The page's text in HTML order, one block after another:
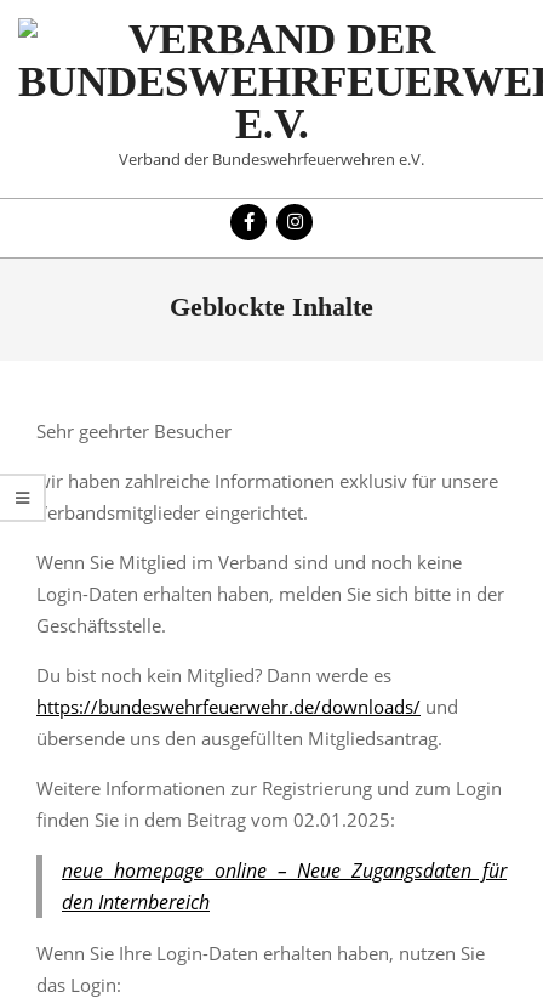
Skip
content
VERBAND
DER
Verband der Bundeswehrfeuerwehren e.V.
Geblockte Inhalte
Sehr geehrter Besucher
wir haben zahlreiche Informationen exklusiv für unsere
Verbandsmitglieder eingerichtet.
Wenn Sie Mitglied im Verband sind und noch keine
Login-Daten erhalten haben, melden Sie sich bitte in der
Geschäftsstelle.
Du bist noch kein Mitglied? Dann werde es
https://bundeswehrfeuerwehr.de/downloads/ und
übersende uns den ausgefüllten Mitgliedsantrag.
Weitere Informationen zur Registrierung und zum Login
finden Sie in dem Beitrag vom 02.01.2025:
neue homepage online – Neue Zugangsdaten für
den Internbereich
Wenn Sie Ihre Login-Daten erhalten haben, nutzen Sie
das Login: